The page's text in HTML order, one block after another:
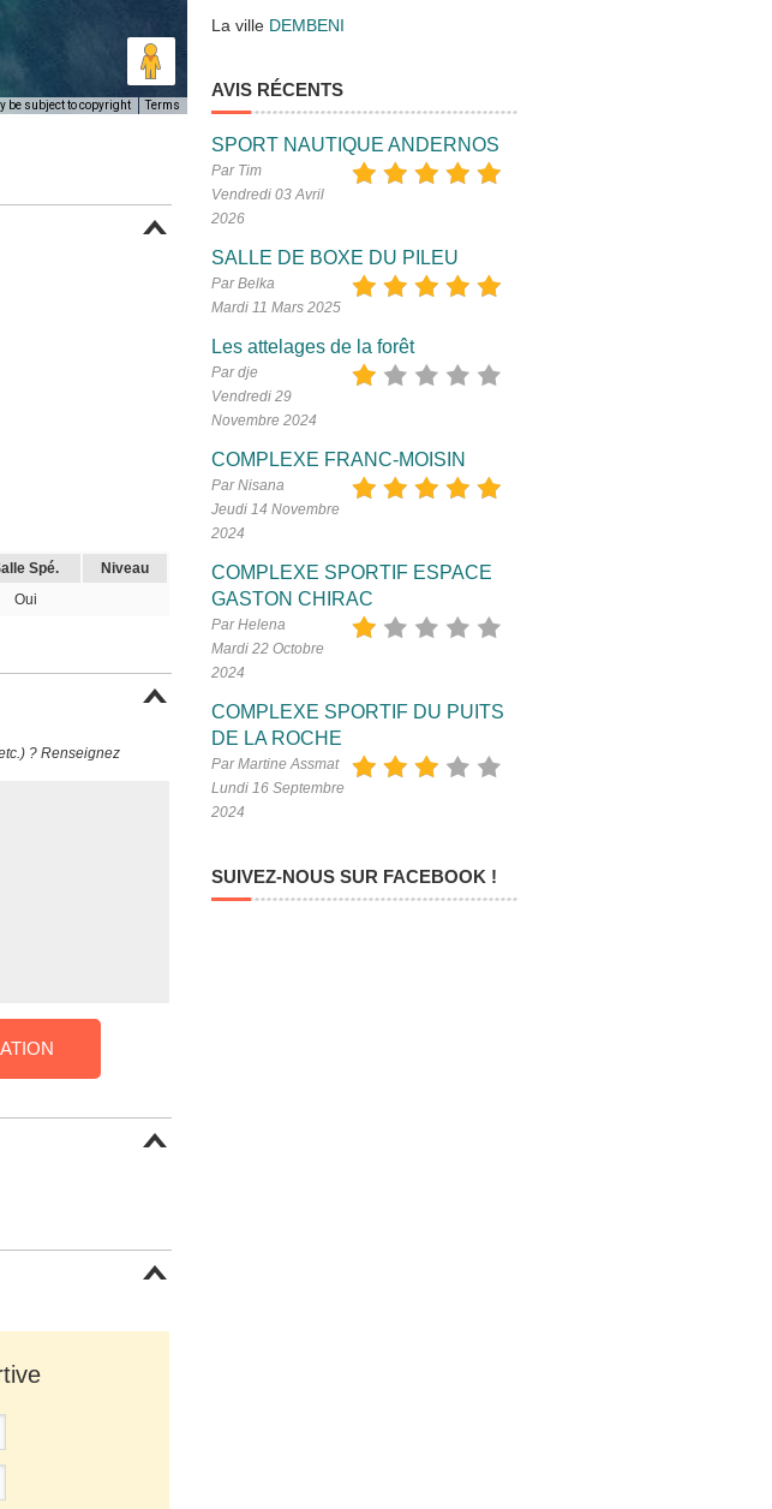
be subject to copyright Terms
Spé.
Niveau
Oui
? Renseignez
La ville DEMBENI
AVIS RÉCENTS
SPORT NAUTIQUE ANDERNOS
Par Tim
Vendredi 03 Avril
2026
SALLE DE BOXE DU PILEU
Par Belka
Mardi 11 Mars 2025
Les attelages de la forêt
Par dje
Vendredi 29
Novembre 2024
COMPLEXE FRANC-MOISIN
Par Nisana
Jeudi 14 Novembre
2024
COMPLEXE SPORTIF ESPACE
GASTON CHIRAC
Par Helena
Mardi 22 Octobre
2024
COMPLEXE SPORTIF DU PUITS
DE LA ROCHE
Par Martine Assmat
Lundi 16 Septembre
2024
SUIVEZ-NOUS SUR FACEBOOK !